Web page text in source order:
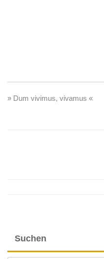
» Dum vivimus, vivamus «
Suchen